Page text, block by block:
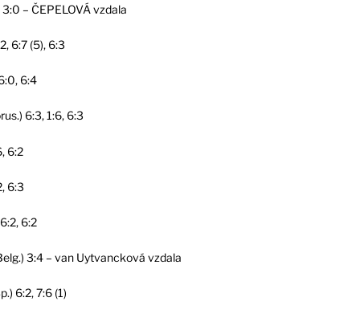
– ČEPELOVÁ vzdala
6:7 (5), 6:3
6:4
6:3, 1:6, 6:3
6:2
6:3
6:2
3:4 – van Uytvancková vzdala
6:2, 7:6 (1)